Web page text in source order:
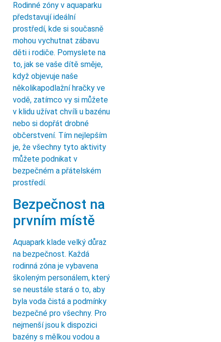
Rodinné zóny v aquaparku
představují ideální
prostředí, kde si současně
mohou vychutnat zábavu
děti i rodiče. Pomyslete na
to, jak se vaše dítě směje,
když objevuje naše
několikapodlažní hračky ve
vodě, zatímco vy si můžete
v klidu užívat chvíli u bazénu
nebo si dopřát drobné
občerstvení. Tím nejlepším
je, že všechny tyto aktivity
můžete podnikat v
bezpečném a přátelském
prostředí.
Bezpečnost na
prvním místě
Aquapark klade velký důraz
na bezpečnost. Každá
rodinná zóna je vybavena
školeným personálem, který
se neustále stará o to, aby
byla voda čistá a podmínky
bezpečné pro všechny. Pro
nejmenší jsou k dispozici
bazény s mělkou vodou a